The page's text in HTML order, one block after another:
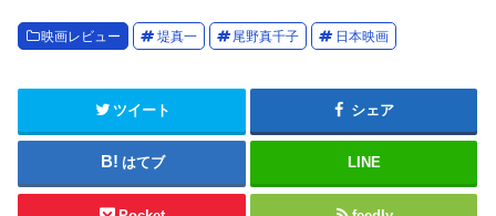
映画レビュー 堤真一 尾野真千子 日本映画
ツイート シェア
はてブ LINE